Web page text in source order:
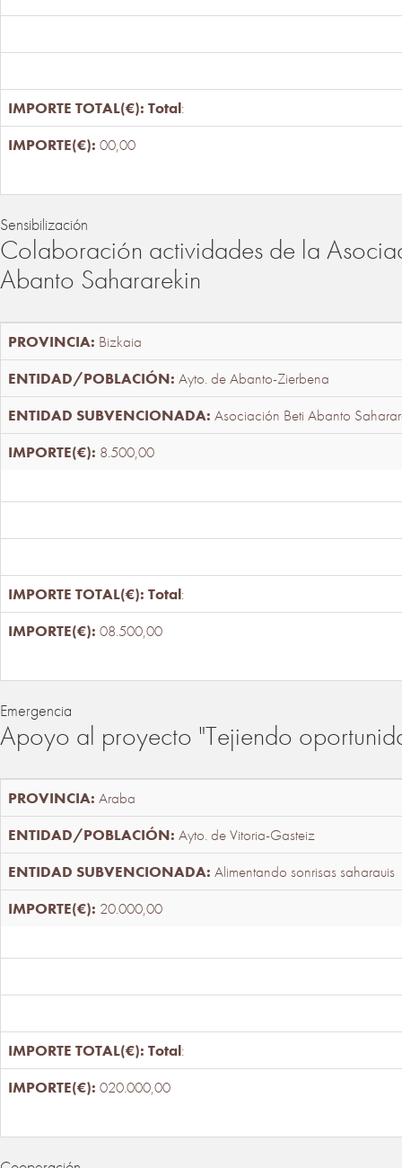
Total:
00,00
Sensibilización
Colaboración actividades de la
Abanto Sahararekin
Bizkaia
Ayto. de Abanto-Zierbena
Asociación Beti Abanto
8.500,00
Total:
08.500,00
Emergencia
Apoyo al proyecto "Tejiendo
Araba
Ayto. de Vitoria-Gasteiz
Alimentando sonrisas saharauis
20.000,00
Total:
020.000,00